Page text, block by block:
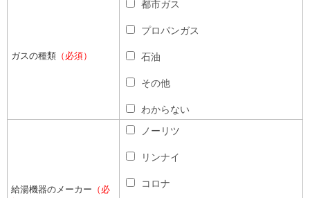
ガスの種類 （必須）
都市ガス
プロパンガス
石油
その他
わからない
給湯機器のメーカー （必
ノーリツ
リンナイ
コロナ